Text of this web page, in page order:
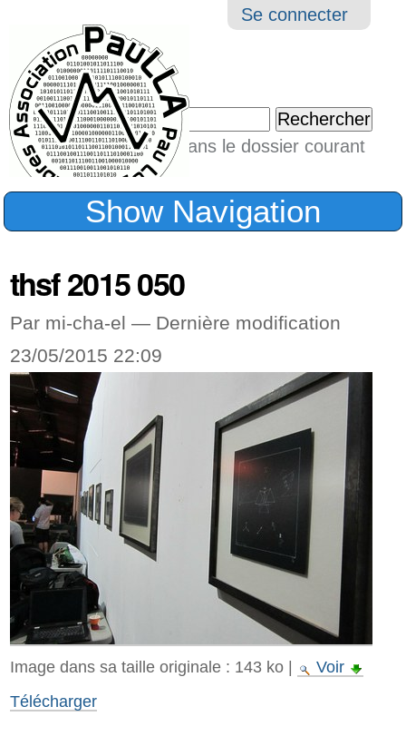
Outils
Se connecter
Chercher par
Seulement dans le dossier courant
Recherche
Show Navigation
thsf 2015 050
Par mi-cha-el — Dernière modification
23/05/2015 22:09
Image dans sa taille originale : 143 ko|
Voir
Télécharger